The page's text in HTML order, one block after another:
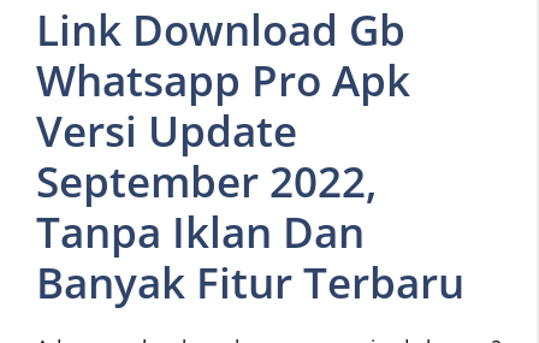
Link Download Gb
Whatsapp Pro Apk
Versi Update
September 2022,
Tanpa Iklan Dan
Banyak Fitur Terbaru